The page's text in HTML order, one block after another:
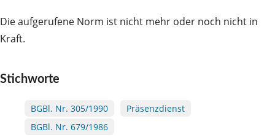
Die aufgerufene Norm ist nicht mehr oder noch nicht in
Kraft.
Stichworte
BGBl. Nr. 305/1990
Präsenzdienst
BGBl. Nr. 679/1986